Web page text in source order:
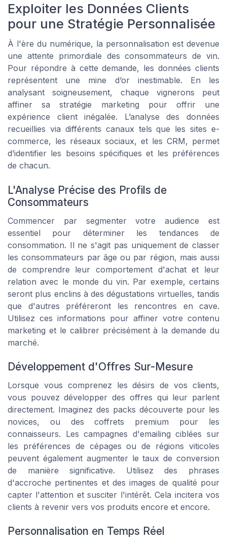
Exploiter les Données Clients
pour une Stratégie Personnalisée
À l'ère du numérique, la personnalisation est devenue
une attente primordiale des consommateurs de vin.
Pour répondre à cette demande, les données clients
représentent une mine d’or inestimable. En les
analysant soigneusement, chaque vignerons peut
affiner sa stratégie marketing pour offrir une
expérience client inégalée. L’analyse des données
recueillies via différents canaux tels que les sites e-
commerce, les réseaux sociaux, et les CRM, permet
d’identifier les besoins spécifiques et les préférences
de chacun.
L'Analyse Précise des Profils de
Consommateurs
Commencer par segmenter votre audience est
essentiel pour déterminer les tendances de
consommation. Il ne s'agit pas uniquement de classer
les consommateurs par âge ou par région, mais aussi
de comprendre leur comportement d'achat et leur
relation avec le monde du vin. Par exemple, certains
seront plus enclins à des dégustations virtuelles, tandis
que d'autres préféreront les rencontres en cave.
Utilisez ces informations pour affiner votre contenu
marketing et le calibrer précisément à la demande du
marché.
Développement d'Offres Sur-Mesure
Lorsque vous comprenez les désirs de vos clients,
vous pouvez développer des offres qui leur parlent
directement. Imaginez des packs découverte pour les
novices, ou des coffrets premium pour les
connaisseurs. Les campagnes d'emailing ciblées sur
les préférences de cépages ou de régions viticoles
peuvent également augmenter le taux de conversion
de manière significative. Utilisez des phrases
d'accroche pertinentes et des images de qualité pour
capter l'attention et susciter l'intérêt. Cela incitera vos
clients à revenir vers vos produits encore et encore.
Personnalisation en Temps Réel